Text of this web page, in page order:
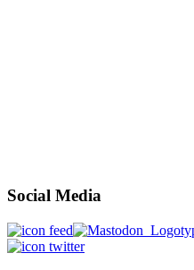
Social Media